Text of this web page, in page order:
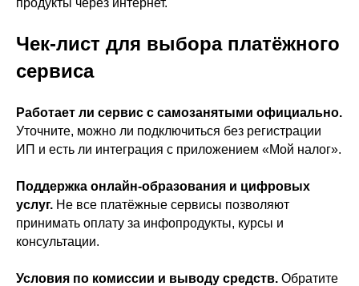
продукты через интернет.
Чек-лист для выбора платёжного
сервиса
Работает ли сервис с самозанятыми официально.
Уточните, можно ли подключиться без регистрации
ИП и есть ли интеграция с приложением «Мой налог».
Поддержка онлайн-образования и цифровых
услуг. Не все платёжные сервисы позволяют
принимать оплату за инфопродукты, курсы и
консультации.
Условия по комиссии и выводу средств. Обратите
Можно ли
LeadPay работает официально с
самозанятыми, без необходимости
статус самозанятого и быть